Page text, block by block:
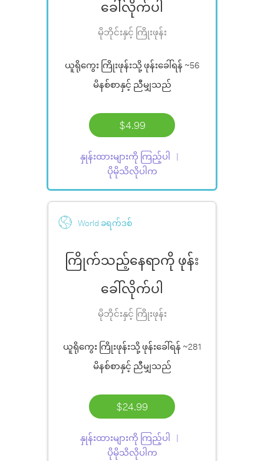
ခေါ်လိုက်ပါ
မိုဘိုင်းနှင့် ကြိုးဖုန်း
ယူရိုကွေး ကြိုးဖုန်းသို့ ဖုန်းခေါ်ရန် ~56
မိနစ်စာနှင့် ညီမျှသည်
$4.99
နှုန်းထားများကို ကြည့်ပါ
ပိုမိုသိလိုပါက
World ခရက်ဒစ်
ကြိုက်သည့်နေရာကို ဖုန်း
ခေါ်လိုက်ပါ
မိုဘိုင်းနှင့် ကြိုးဖုန်း
ယူရိုကွေး ကြိုးဖုန်းသို့ ဖုန်းခေါ်ရန် ~281
မိနစ်စာနှင့် ညီမျှသည်
$24.99
နှုန်းထားများကို ကြည့်ပါ
ပိုမိုသိလိုပါက